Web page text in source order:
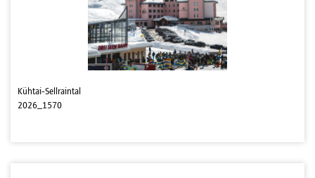
Kühtai-Sellraintal
2026_1570